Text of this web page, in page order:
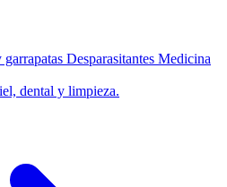
Desparasitantes Medicina
dental y limpieza.